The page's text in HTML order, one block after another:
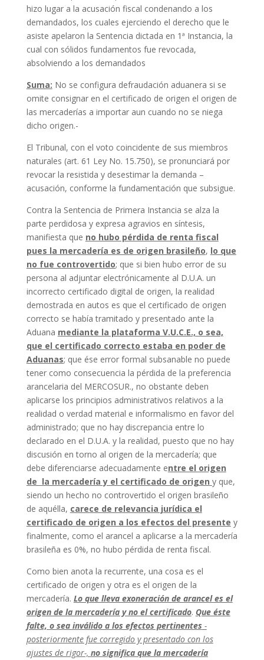
hizo lugar a la acusación fiscal condenando a los
demandados, los cuales ejerciendo el derecho que le
asiste apelaron la Sentencia dictada en 1ª Instancia, la
cual con sólidos fundamentos fue revocada,
absolviendo a los demandados
Suma: No se configura defraudación aduanera si se
omite consignar en el certificado de origen el origen de
las mercaderías a importar aun cuando no se niega
dicho origen.-
El Tribunal, con el voto coincidente de sus miembros
naturales (art. 61 Ley No. 15.750), se pronunciará por
revocar la resistida y desestimar la demanda –
acusación, conforme la fundamentación que subsigue.
Contra la Sentencia de Primera Instancia se alza la
parte perdidosa y expresa agravios en síntesis,
manifiesta que no hubo pérdida de renta fiscal
pues la mercadería es de origen brasileño, lo que
no fue controvertido; que si bien hubo error de su
persona al adjuntar electrónicamente al D.U.A. un
incorrecto certificado digital de origen, la realidad
demostrada en autos es que el certificado de origen
correcto se había tramitado y presentado ante la
Aduana mediante la plataforma V.U.C.E., o sea,
que el certificado correcto estaba en poder de
Aduanas; que ése error formal subsanable no puede
tener como consecuencia la pérdida de la preferencia
arancelaria del MERCOSUR., no obstante deben
aplicarse los principios administrativos relativos a la
realidad o verdad material e informalismo en favor del
administrado; que no hay discrepancia entre lo
declarado en el D.U.A. y la realidad, puesto que no hay
discusión en torno al origen de la mercadería; que
debe diferenciarse adecuadamente entre el origen
de la mercadería y el certificado de origen y que,
siendo un hecho no controvertido el origen brasileño
de aquélla, carece de relevancia jurídica el
certificado de origen a los efectos del presente y
finalmente, como el arancel a aplicarse a la mercadería
brasileña es 0%, no hubo pérdida de renta fiscal.
Como bien anota la recurrente, una cosa es el
certificado de origen y otra es el origen de la
mercadería. Lo que lleva exoneración de arancel es el
origen de la mercadería y no el certificado. Que éste
falte, o sea inválido a los efectos pertinentes -
posteriormente fue corregido y presentado con los
ajustes de rigor-, no significa que la mercadería